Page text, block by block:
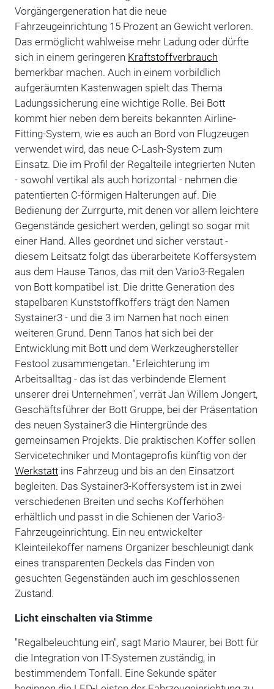
Vorgängergeneration hat die neue
Fahrzeugeinrichtung 15 Prozent an Gewicht verloren.
Das ermöglicht wahlweise mehr Ladung oder dürfte
sich in einem geringeren Kraftstoffverbrauch
bemerkbar machen. Auch in einem vorbildlich
aufgeräumten Kastenwagen spielt das Thema
Ladungssicherung eine wichtige Rolle. Bei Bott
kommt hier neben dem bereits bekannten Airline-
Fitting-System, wie es auch an Bord von Flugzeugen
verwendet wird, das neue C-Lash-System zum
Einsatz. Die im Profil der Regalteile integrierten Nuten
- sowohl vertikal als auch horizontal - nehmen die
patentierten C-förmigen Halterungen auf. Die
Bedienung der Zurrgurte, mit denen vor allem leichtere
Gegenstände gesichert werden, gelingt so sogar mit
einer Hand. Alles geordnet und sicher verstaut -
diesem Leitsatz folgt das überarbeitete Koffersystem
aus dem Hause Tanos, das mit den Vario3-Regalen
von Bott kompatibel ist. Die dritte Generation des
stapelbaren Kunststoffkoffers trägt den Namen
Systainer3 - und die 3 im Namen hat noch einen
weiteren Grund. Denn Tanos hat sich bei der
Entwicklung mit Bott und dem Werkzeughersteller
Festool zusammengetan. "Erleichterung im
Arbeitsalltag - das ist das verbindende Element
unserer drei Unternehmen", verrät Jan Willem Jongert,
Geschäftsführer der Bott Gruppe, bei der Präsentation
des neuen Systainer3 die Hintergründe des
gemeinsamen Projekts. Die praktischen Koffer sollen
Servicetechniker und Montageprofis künftig von der
Werkstattins Fahrzeug und bis an den Einsatzort
begleiten. Das Systainer3-Koffersystem ist in zwei
verschiedenen Breiten und sechs Kofferhöhen
erhältlich und passt in die Schienen der Vario3-
Fahrzeugeinrichtung. Ein neu entwickelter
Kleinteilekoffer namens Organizer beschleunigt dank
eines transparenten Deckels das Finden von
gesuchten Gegenständen auch im geschlossenen
Zustand.
Licht einschalten via Stimme
"Regalbeleuchtung ein", sagt Mario Maurer, bei Bott für
die Integration von IT-Systemen zuständig, in
bestimmendem Tonfall. Eine Sekunde später